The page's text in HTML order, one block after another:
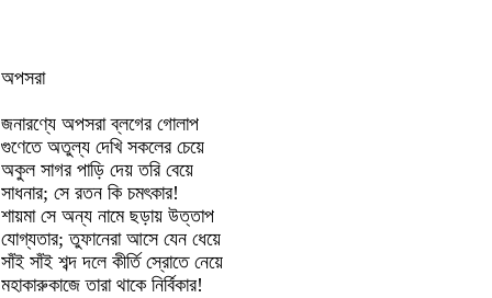
অপসরা
জনারণ্যে অপসরা ব্লগের গোলাপ
গুণেতে অতুল্য দেখি সকলের চেয়ে
অকুল সাগর পাড়ি দেয় তরি বেয়ে
সাধনার; সে রতন কি চমৎকার!
শায়মা সে অন্য নামে ছড়ায় উত্তাপ
যোগ্যতার; তুফানেরা আসে যেন ধেয়ে
সাঁই সাঁই শব্দ দলে কীর্তি স্রোতে নেয়ে
মহাকারুকাজে তারা থাকে নির্বিকার!